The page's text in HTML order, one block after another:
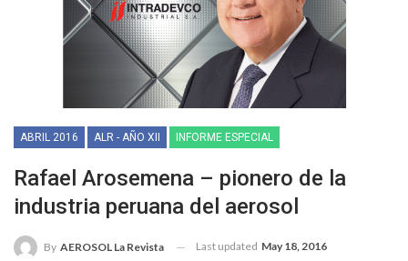
ABRIL 2016 ALR - AÑO XII INFORME ESPECIAL
Rafael Arosemena – pionero de la
industria peruana del aerosol
By AEROSOL La Revista Last updated May 18, 2016